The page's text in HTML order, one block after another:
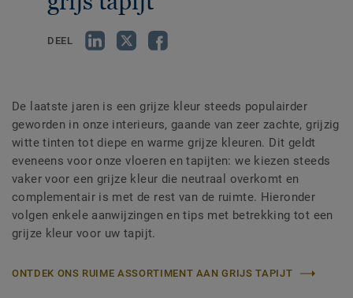
DEEL
De laatste jaren is een grijze kleur steeds populairder
geworden in onze interieurs, gaande van zeer zachte, grijzig
witte tinten tot diepe en warme grijze kleuren. Dit geldt
eveneens voor onze vloeren en tapijten: we kiezen steeds
vaker voor een grijze kleur die neutraal overkomt en
complementair is met de rest van de ruimte. Hieronder
volgen enkele aanwijzingen en tips met betrekking tot een
grijze kleur voor uw tapijt.
ONTDEK ONS RUIME ASSORTIMENT AAN GRIJS TAPIJT